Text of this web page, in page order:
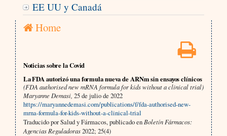
EE UU y Canadá
Home
Noticias sobre la Covid
La FDA autorizó una formula nueva de ARNm sin ensayos clínicos
(FDA authorised new mRNA formula for kids without a clinical trial)
Maryanne Demasi, 25 de julio de 2022
https://maryannedemasi.com/publications/f/fda-authorised-new-
mrna-formula-for-kids-without-a-clinical-trial
Traducido por Salud y Fármacos, publicado en Boletín Fármacos:
Agencias Reguladoras2022; 25(4)